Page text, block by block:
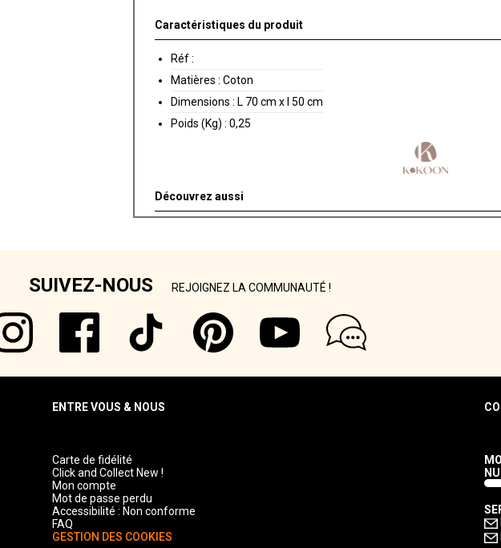
Caractéristiques du produit
Réf :
Matières : Coton
Dimensions : L 70 cm x l 50 cm
Poids (Kg) : 0,25
Découvrez aussi
SUIVEZ-NOUS REJOIGNEZ LA COMMUNAUTÉ !
ENTRE VOUS & NOUS
Carte de fidélité
Click and Collect New !
Mon compte
Mot de passe perdu
Accessibilité : Non conforme
FAQ
GESTION DES COOKIES